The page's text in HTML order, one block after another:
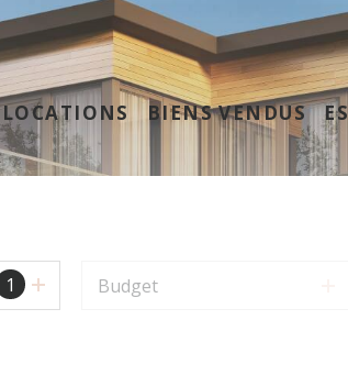
LOCATIONS BIENS VENDUS
1 Budget